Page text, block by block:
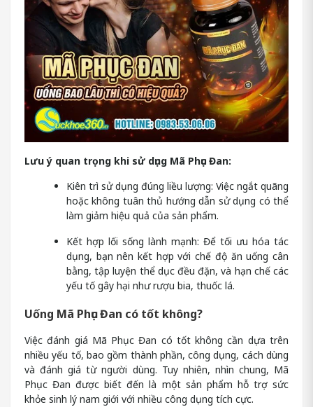
Lưu ý quan trọng khi sử dụng Mã Phục Đan:
Kiên trì sử dụng đúng liều lượng: Việc ngắt quãng
hoặc không tuân thủ hướng dẫn sử dụng có thể
làm giảm hiệu quả của sản phẩm.
Kết hợp lối sống lành mạnh: Để tối ưu hóa tác
dụng, bạn nên kết hợp với chế độ ăn uống cân
bằng, tập luyện thể dục đều đặn, và hạn chế các
yếu tố gây hại như rượu bia, thuốc lá.
Uống Mã Phục Đan có tốt không?
Việc đánh giá Mã Phục Đan có tốt không cần dựa trên
nhiều yếu tố, bao gồm thành phần, công dụng, cách dùng
và đánh giá từ người dùng. Tuy nhiên, nhìn chung, Mã
Phục Đan được biết đến là một sản phẩm hỗ trợ sức
khỏe sinh lý nam giới với nhiều công dụng tích cực.